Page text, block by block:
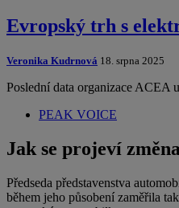
Evropský trh s
Veronika Kudrnová 18. srpna 2025
Poslední data organizace ACEA
PEAK VOICE
Jak se projeví
Předseda představenstva
během jeho působení zaměřila